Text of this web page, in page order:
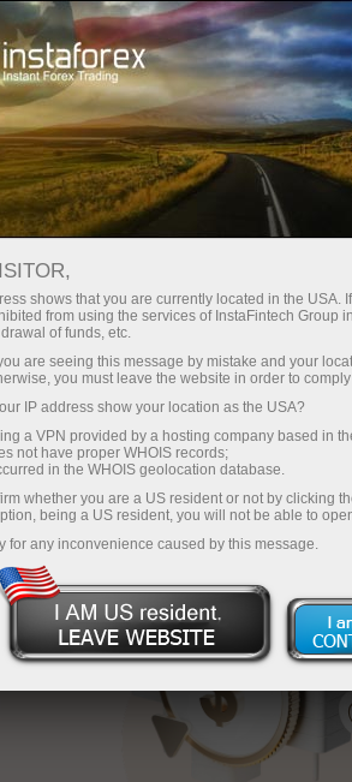
فوركس، يمكنك الوصول إلى
إلى 1:5000، وبعض من أفضل فروق
والعمولات في السوق، وظروف
مواتية لتداول الأسهم والمؤشرات
الحصول على مكافأة تصل إلى
30% على إيداعه، والاستفادة من
سرعة المسار وسرعة التداول
القيم. يُضفي أليش لوبرايس
صغير الحجم
30% مكافأة
لكل إيداع
سرعة
وعلى الطريق السريع
هديتك الشخصية الكبرى
قم بإيداع المبلغ في حسابك باستخدام $333 — اختر هدية
تصل قيمتها إلى $1,500
تداول بدون مخاطرة -
نحن نضمن أرباحك
مكافأة تصل إلى 1000 ضعف - أكبر
shows that you are currently located in the USA.
from using the services of InstaFintech Group
of funds, etc.
are seeing this message by mistake and your
you must leave the website in order to
IP address show your location as the USA?
a VPN provided by a hosting company based in
not have proper WHOIS records;
in the WHOIS geolocation database.
whether you are a US resident or not by clicking
being a US resident, you will not be able to
for any inconvenience caused by this message.